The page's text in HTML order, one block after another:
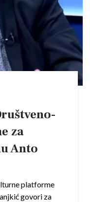
za
Anto
platforme
govori za